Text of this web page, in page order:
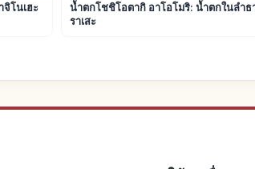
จิโนเฮะ
น้ำตกโชชิโอตากิ อาโอโมริ: น้ำตกในลำธ
ราเสะ